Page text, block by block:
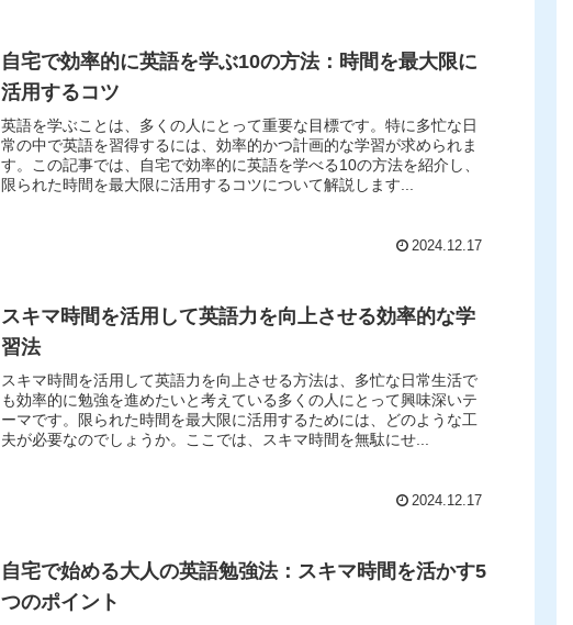
自宅で効率的に英語を学ぶ10の方法：時間を最大限に
活用するコツ
英語を学ぶことは、多くの人にとって重要な目標です。特に多忙な日
常の中で英語を習得するには、効率的かつ計画的な学習が求められま
す。この記事では、自宅で効率的に英語を学べる10の方法を紹介し、
限られた時間を最大限に活用するコツについて解説します...
2024.12.17
スキマ時間を活用して英語力を向上させる効率的な学
習法
スキマ時間を活用して英語力を向上させる方法は、多忙な日常生活で
も効率的に勉強を進めたいと考えている多くの人にとって興味深いテ
ーマです。限られた時間を最大限に活用するためには、どのような工
夫が必要なのでしょうか。ここでは、スキマ時間を無駄にせ...
2024.12.17
自宅で始める大人の英語勉強法：スキマ時間を活かす5
つのポイント